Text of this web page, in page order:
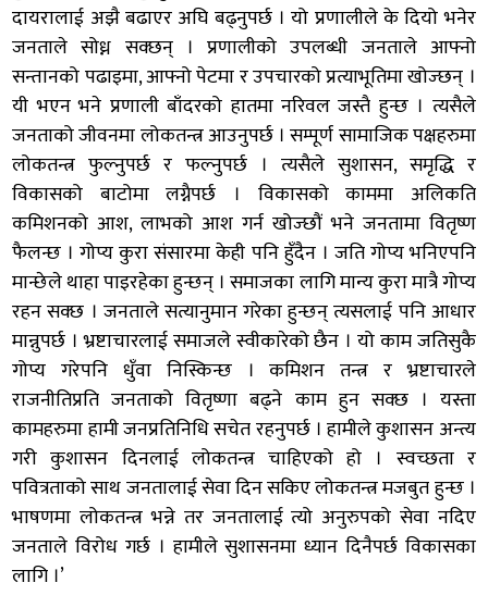
दायरालाई अझै बढाएर अघि बढ्नुपर्छ । यो प्रणालीले के दियो भनेर
जनताले सोध्न सक्छन् । प्रणालीको उपलब्धी जनताले आफ्नो
सन्तानको पढाइमा, आफ्नो पेटमा र उपचारको प्रत्याभूतिमा खोज्छन् ।
यी भएन भने प्रणाली बाँदरको हातमा नरिवल जस्तै हुन्छ । त्यसैले
जनताको जीवनमा लोकतन्त्र आउनुपर्छ । सम्पूर्ण सामाजिक पक्षहरुमा
लोकतन्त्र फुल्नुपर्छ र फल्नुपर्छ । त्यसैले सुशासन, समृद्धि र
विकासको बाटोमा लग्नैपर्छ । विकासको काममा अलिकति
कमिशनको आश, लाभको आश गर्न खोज्छौं भने जनतामा वितृष्ण
फैलन्छ । गोप्य कुरा संसारमा केही पनि हुँदैन । जति गोप्य भनिएपनि
मान्छेले थाहा पाइरहेका हुन्छन् । समाजका लागि मान्य कुरा मात्रै गोप्य
रहन सक्छ । जनताले सत्यानुमान गरेका हुन्छन् त्यसलाई पनि आधार
मान्नुपर्छ । भ्रष्टाचारलाई समाजले स्वीकारेको छैन । यो काम जतिसुकै
गोप्य गरेपनि धुँवा निस्किन्छ । कमिशन तन्त्र र भ्रष्टाचारले
राजनीतिप्रति जनताको वितृष्णा बढ्ने काम हुन सक्छ । यस्ता
कामहरुमा हामी जनप्रतिनिधि सचेत रहनुपर्छ । हामीले कुशासन अन्त्य
गरी कुशासन दिनलाई लोकतन्त्र चाहिएको हो । स्वच्छता र
पवित्रताको साथ जनतालाई सेवा दिन सकिए लोकतन्त्र मजबुत हुन्छ ।
भाषणमा लोकतन्त्र भन्ने तर जनतालाई त्यो अनुरुपको सेवा नदिए
जनताले विरोध गर्छ । हामीले सुशासनमा ध्यान दिनैपर्छ विकासका
लागि ।’